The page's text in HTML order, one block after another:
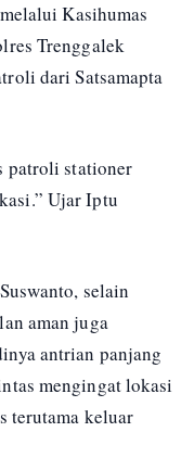
Kasihumas
Trenggalek
dari Satsamapta
patroli stationer
Ujar Iptu
selain
aman juga
antrian panjang
mengingat lokasi
terutama keluar